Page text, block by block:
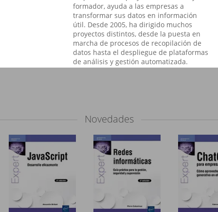
formador, ayuda a las empresas a
transformar sus datos en información
útil. Desde 2005, ha dirigido muchos
proyectos distintos, desde la puesta en
marcha de procesos de recopilación de
datos hasta el despliegue de plataformas
de análisis y gestión automatizada.
Novedades